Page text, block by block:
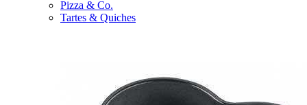
Pizza & Co.
Tartes & Quiches